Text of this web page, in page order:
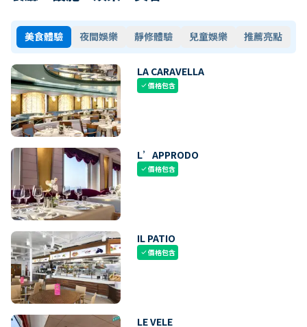
美食體驗 夜間娛樂 靜修體驗 兒童娛樂 推薦亮點
LA CARAVELLA
check價格包含
L’APPRODO
check價格包含
IL PATIO
check價格包含
LE VELE